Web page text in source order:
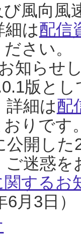
風向風
は配信
さい。
知らせ
版と
詳細は配
りです
公開し
ご迷惑
するお
月3日）